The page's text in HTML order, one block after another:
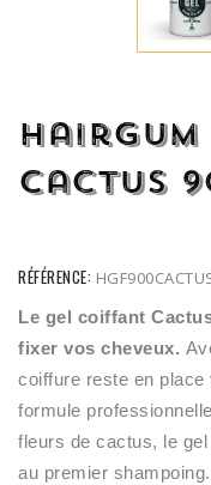
Cactus
RÉFÉRENCE:
Le gel coiffant
fixer vos cheveux.
coiffure reste en place
formule
fleurs de cactus, le
au premier shampoing.